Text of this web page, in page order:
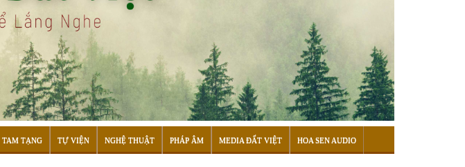
TAM TẠNG TỰ VIỆN NGHỆ THUẬT PHÁP ÂM MEDIA ĐẤT VIỆT HOA SEN AUDIO